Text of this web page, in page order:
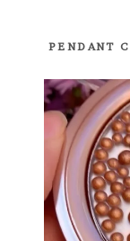
PENDANT